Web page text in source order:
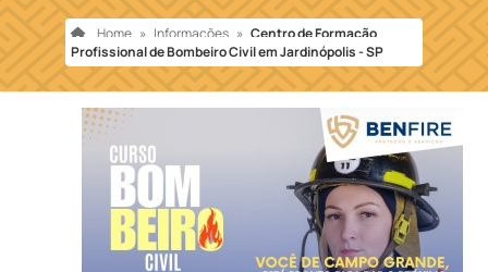
Home » Informações » Centro de Formação
Profissional de Bombeiro Civil em Jardinópolis - SP